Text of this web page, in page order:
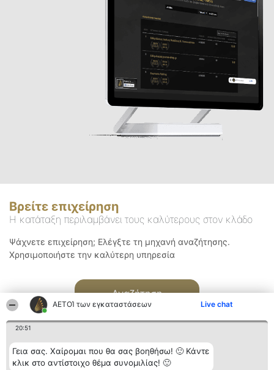
ΑΕΤΟΊ των εγκαταστάσεων Live chat
20:51
Γεια σας. Χαίρομαι που θα σας βοηθήσω! 🙂 Κάντε
κλικ στο αντίστοιχο θέμα συνομιλίας! 🙂
Βρείτε επιχείρηση
Η κατάταξη περιλαμβάνει τους καλύτερους στον κλάδο
Ψάχνετε επιχείρηση; Ελέγξτε τη μηχανή αναζήτησης.
Χρησιμοποιήστε την καλύτερη υπηρεσία
Αναζήτηση